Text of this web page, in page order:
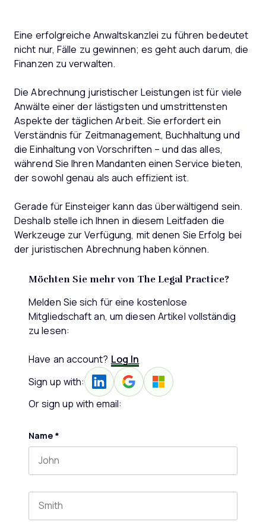
Eine erfolgreiche Anwaltskanzlei zu führen bedeutet
nicht nur, Fälle zu gewinnen; es geht auch darum, die
Finanzen zu verwalten.
Die Abrechnung juristischer Leistungen ist für viele
Anwälte einer der lästigsten und umstrittensten
Aspekte der täglichen Arbeit. Sie erfordert ein
Verständnis für Zeitmanagement, Buchhaltung und
die Einhaltung von Vorschriften – und das alles,
während Sie Ihren Mandanten einen Service bieten,
der sowohl genau als auch effizient ist.
Gerade für Einsteiger kann das überwältigend sein.
Deshalb stelle ich Ihnen in diesem Leitfaden die
Werkzeuge zur Verfügung, mit denen Sie Erfolg bei
der juristischen Abrechnung haben können.
Möchten Sie mehr von The Legal Practice?
Melden Sie sich für eine kostenlose
Mitgliedschaft an, um diesen Artikel vollständig
zu lesen:
Have an account? Log In
Sign up with:
Or sign up with email:
Name *